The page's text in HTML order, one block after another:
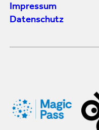
Impressum
Datenschutz